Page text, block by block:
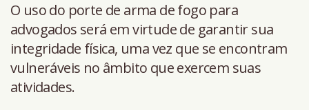
O uso do porte de arma de fogo para
advogados será em virtude de garantir sua
integridade física, uma vez que se encontram
vulneráveis no âmbito que exercem suas
atividades.